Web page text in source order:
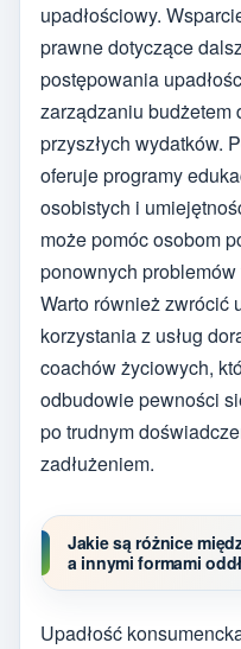
upadłościowy.
prawne dotyczące
postępowania
zarządzaniu budżetem
przyszłych wydatków.
oferuje programy
osobistych i
może pomóc osobom
ponownych
Warto również zwrócić
korzystania z usług
coachów życiowych,
odbudowie pewności
po trudnym
zadłużeniem.
Jakie są różnice
a innymi formami
Upadłość